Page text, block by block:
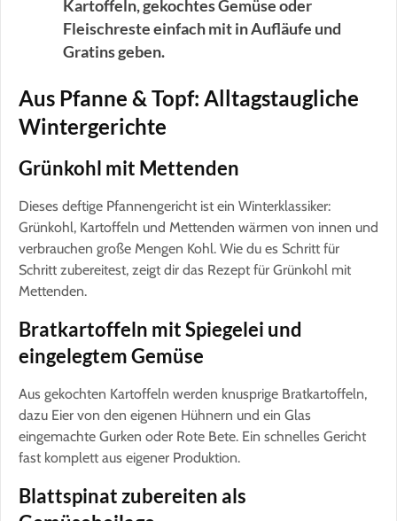
Kartoffeln, gekochtes Gemüse oder
Fleischreste einfach mit in Aufläufe und
Gratins geben.
Aus Pfanne & Topf: Alltagstaugliche
Wintergerichte
Grünkohl mit Mettenden
Dieses deftige Pfannengericht ist ein Winterklassiker:
Grünkohl, Kartoffeln und Mettenden wärmen von innen und
verbrauchen große Mengen Kohl. Wie du es Schritt für
Schritt zubereitest, zeigt dir das Rezept für Grünkohl mit
Mettenden.
Bratkartoffeln mit Spiegelei und
eingelegtem Gemüse
Aus gekochten Kartoffeln werden knusprige Bratkartoffeln,
dazu Eier von den eigenen Hühnern und ein Glas
eingemachte Gurken oder Rote Bete. Ein schnelles Gericht
fast komplett aus eigener Produktion.
Blattspinat zubereiten als